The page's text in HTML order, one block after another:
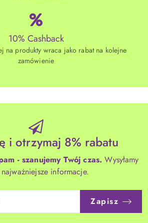
10% Cashback
na produkty wraca jako rabat na kolejne
zamówienie
i otrzymaj 8% rabatu
- szanujemy Twój czas. Wysyłamy
informacje.
Zapisz